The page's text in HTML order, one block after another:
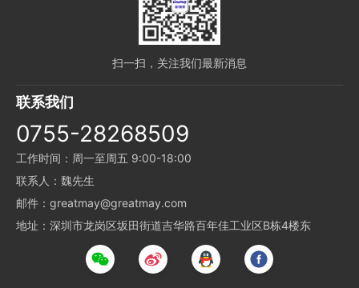
扫一扫，关注我们最新消息
联系我们
0755-28268509
工作时间：周一至周五 9:00-18:00
联系人：魏先生
邮件：greatmay@greatmay.com
地址：深圳市龙岗区坂田街道吉华路百年佳工业区B栋4楼东